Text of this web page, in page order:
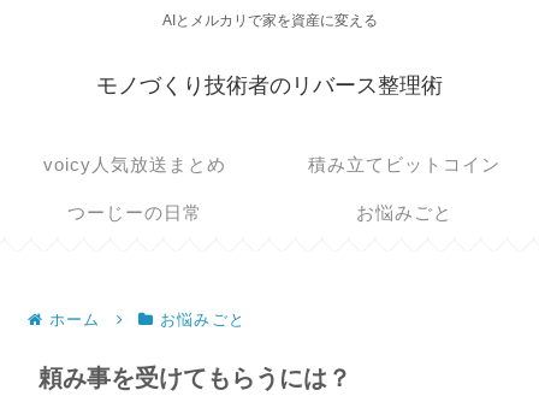
AIとメルカリで家を資産に変える
モノづくり技術者のリバース整理術
voicy人気放送まとめ 積み立てビットコイン
つーじーの日常 お悩みごと
ホーム お悩みごと
頼み事を受けてもらうには？